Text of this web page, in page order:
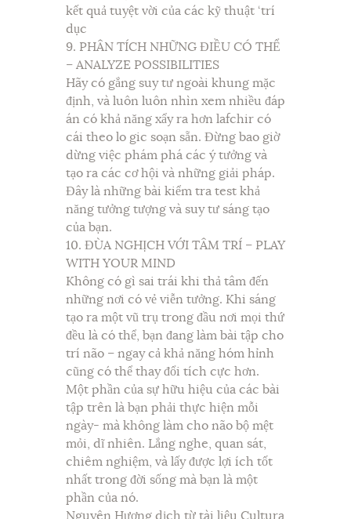
kết quả tuyệt vời của các kỹ thuật ‘trí
dục
9. PHÂN TÍCH NHỮNG ĐIỀU CÓ THỂ
– ANALYZE POSSIBILITIES
Hãy có gắng suy tư ngoài khung mặc
định, và luôn luôn nhìn xem nhiều đáp
án có khả năng xẩy ra hơn lafchir có
cái theo lo gic soạn sẵn. Đừng bao giờ
dừng việc phám phá các ý tưởng và
tạo ra các cơ hội và những giải pháp.
Đây là những bài kiểm tra test khả
năng tưởng tượng và suy tư sáng tạo
của bạn.
10. ĐÙA NGHỊCH VỚI TÂM TRÍ – PLAY
WITH YOUR MIND
Không có gì sai trái khi thả tâm đến
những nơi có vẻ viễn tưởng. Khi sáng
tạo ra một vũ trụ trong đầu nơi mọi thứ
đều là có thể, bạn đang làm bài tập cho
trí não – ngay cả khả năng hóm hỉnh
cũng có thể thay đổi tích cực hơn.
Một phần của sự hữu hiệu của các bài
tập trên là bạn phải thực hiện mỗi
ngày- mà không làm cho não bộ mệt
mỏi, dĩ nhiên. Lắng nghe, quan sát,
chiêm nghiệm, và lấy được lợi ích tốt
nhất trong đời sống mà bạn là một
phần của nó.
Nguyên Hương dịch từ tài liệu Cultura